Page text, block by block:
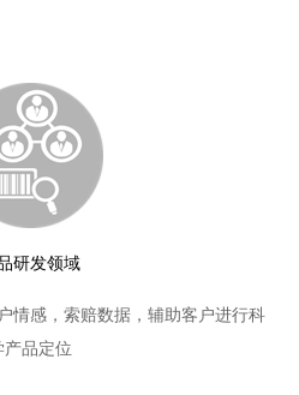
研发领域
情感，索赔数据，辅助客户进行科
产品定位